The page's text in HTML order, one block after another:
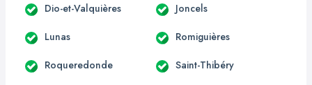
Dio-et-Valquières Joncels
Lunas Romiguières
Roqueredonde Saint-Thibéry